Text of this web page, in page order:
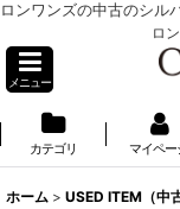
ロンワンズの中古のシル
ロ
メニュー
カテゴリ マイペー
ホーム > USED ITEM（中